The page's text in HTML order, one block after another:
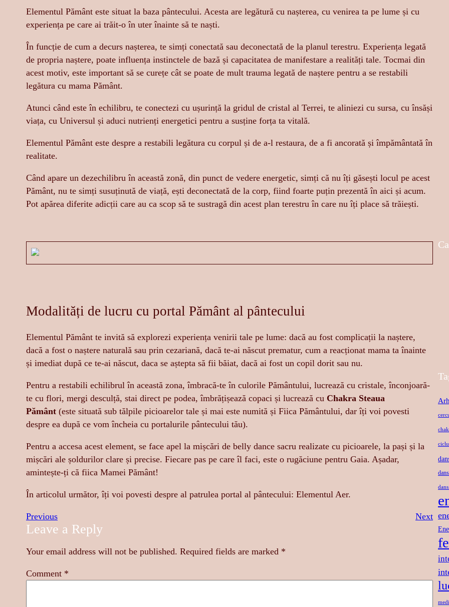
Elementul Pământ este situat la baza pântecului. Acesta are legătură cu nașterea, cu venirea ta pe lume și cu
experiența pe care ai trăit-o în uter înainte să te naști.
În funcție de cum a decurs nașterea, te simți conectată sau deconectată de la planul terestru. Experiența legată
de propria naștere, poate influența instinctele de bază și capacitatea de manifestare a realități tale. Tocmai din
acest motiv, este important să se curețe cât se poate de mult trauma legată de naștere pentru a se restabili
legătura cu mama Pământ.
Atunci când este în echilibru, te conectezi cu ușurință la gridul de cristal al Terrei, te aliniezi cu sursa, cu însăși
viața, cu Universul și aduci nutrienți energetici pentru a susține forța ta vitală.
Elementul Pământ este despre a restabili legătura cu corpul și de a-l restaura, de a fi ancorată și împământată în
realitate.
Când apare un dezechilibru în această zonă, din punct de vedere energetic, simți că nu îți găsești locul pe acest
Pământ, nu te simți susuținută de viață, ești deconectată de la corp, fiind foarte puțin prezentă în aici și acum.
Pot apărea diferite adicții care au ca scop să te sustragă din acest plan terestru în care nu îți place să trăiești.
Modalități de lucru cu portal Pământ al pântecului
Elementul Pământ te invită să explorezi experiența venirii tale pe lume: dacă au fost complicații la naștere,
dacă a fost o naștere naturală sau prin cezariană, dacă te-ai născut prematur, cum a reacționat mama ta înainte
și imediat după ce te-ai născut, daca se aștepta să fii băiat, dacă ai fost un copil dorit sau nu.
Pentru a restabili echilibrul în această zona, îmbracă-te în culorile Pământului, lucrează cu cristale, înconjoară-
te cu flori, mergi desculță, stai direct pe podea, îmbrățișează copaci și lucrează cu Chakra Steaua
Pământ (este situată sub tălpile picioarelor tale și mai este numită și Fiica Pământului, dar îți voi povesti
despre ea după ce vom încheia cu portalurile pântecului tău).
Pentru a accesa acest element, se face apel la mișcări de belly dance sacru realizate cu picioarele, la pași și la
mișcări ale șoldurilor clare și precise. Fiecare pas pe care îl faci, este o rugăciune pentru Gaia. Așadar,
amintește-ți că fiica Mamei Pământ!
În articolul următor, îți voi povesti despre al patrulea portal al pântecului: Elementul Aer.
Previous Next
Leave a Reply
Your email address will not be published. Required fields are marked *
Comment *